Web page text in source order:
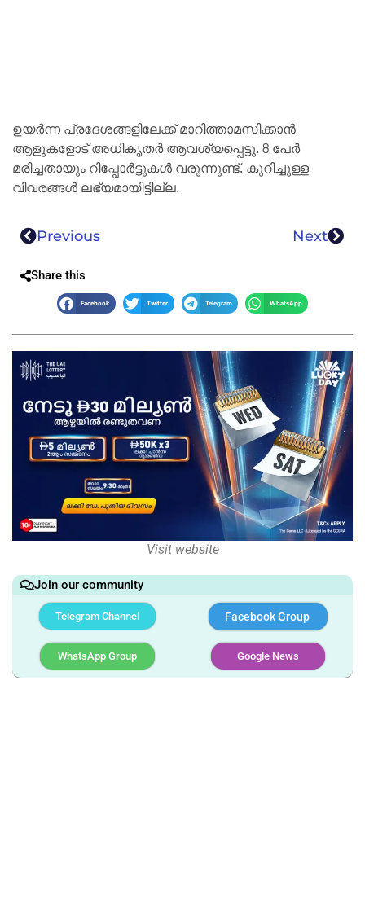
ഉയർന്ന പ്രദേശങ്ങളിലേക്ക് മാറിത്താമസിക്കാൻ
ആളുകളോട് അധികൃതർ ആവശ്യപ്പെട്ടു. 8 പേർ
മരിച്ചതായും റിപ്പോർട്ടുകൾ വരുന്നുണ്ട്. കുറിച്ചുള്ള
വിവരങ്ങൾ ലഭ്യമായിട്ടില്ല.
Previous Next
Share this
Facebook Twitter Telegram WhatsApp
Visit website
Join our community
Telegram Channel Facebook Group
WhatsApp Group Google News